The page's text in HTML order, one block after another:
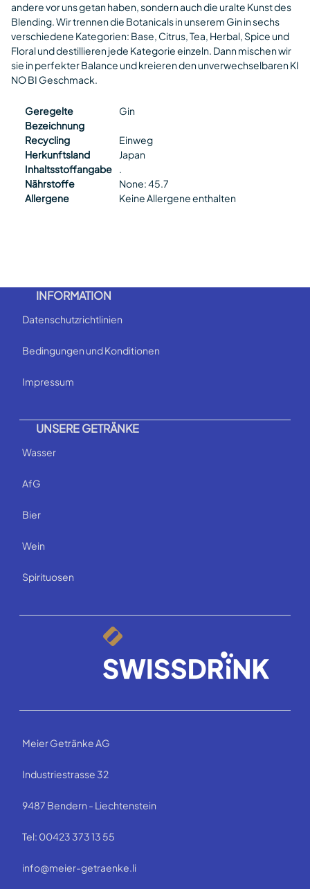
andere vor uns getan haben, sondern auch die uralte Kunst des
Blending. Wir trennen die Botanicals in unserem Gin in sechs
verschiedene Kategorien: Base, Citrus, Tea, Herbal, Spice und
Floral und destillieren jede Kategorie einzeln. Dann mischen wir
sie in perfekter Balance und kreieren den unverwechselbaren KI
NO BI Geschmack.
Geregelte
Bezeichnung
Gin
Recycling
Einweg
Herkunftsland
Japan
Inhaltsstoffangabe
.
Nährstoffe
None: 45.7
Allergene
Keine Allergene enthalten
INFORMATION
Datenschutzrichtlinien
Bedingungen und Konditionen
Impressum
UNSERE GETRÄNKE
Wasser
AfG
Bier
Wein
Spirituosen
Meier Getränke AG
Industriestrasse 32
9487 Bendern - Liechtenstein
Tel: 00423 373 13 55
info@meier-getraenke.li